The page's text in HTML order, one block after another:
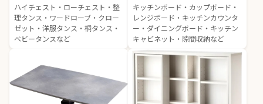
ハイチェスト・ローチェスト・整
理タンス・ワードローブ・クロー
ゼット・洋服タンス・桐タンス・
ベビータンスなど
キッチンボード・カップボード・
レンジボード・キッチンカウンタ
ー・ダイニングボード・キッチン
キャビネット・隙間収納など